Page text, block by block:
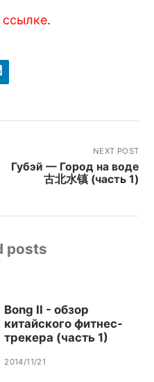
ссылке.
NEXT POST
Губэй — Город на воде
古北水镇 (часть 1)
posts
Bong II - обзор
китайского фитнес-
трекера (часть 1)
2014/11/21